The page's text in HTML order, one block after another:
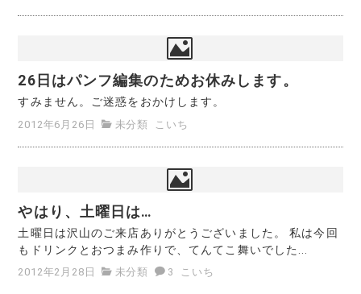
26日はパンフ編集のためお休みします。
すみません。ご迷惑をおかけします。
2012年6月26日 未分類 こいち
やはり、土曜日は…
土曜日は沢山のご来店ありがとうございました。 私は今回
もドリンクとおつまみ作りで、てんてこ舞いでした...
2012年2月28日 未分類 3 こいち